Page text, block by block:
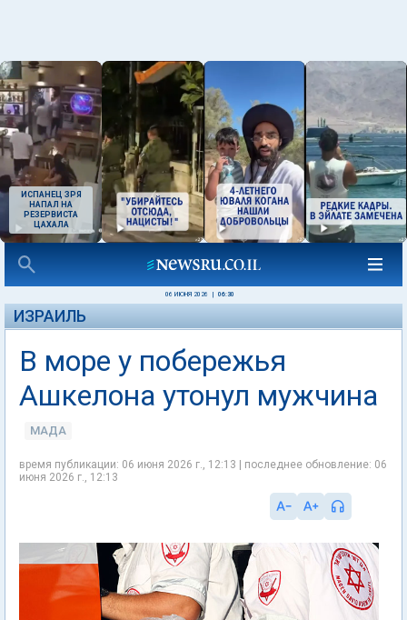
ИСПАНЕЦ ЗРЯ
НАПАЛ НА
РЕЗЕРВИСТА
ЦАХАЛА
06 ИЮНЯ 2026 06:30
ИЗРАИЛЬ
В море у побережья
Ашкелона утонул мужчина
МАДА
время публикации: 06 июня 2026 г., 12:13 | последнее обновление: 06
июня 2026 г., 12:13